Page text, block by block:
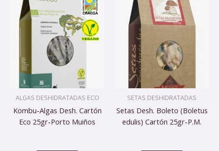
ALGAS DESHIDRATADAS ECO
Kombu-Algas Desh. Cartón
Eco 25gr-Porto Muiños
SETAS DESHIDRATADAS
Setas Desh. Boleto (Boletus
edulis) Cartón 25gr-P.M.